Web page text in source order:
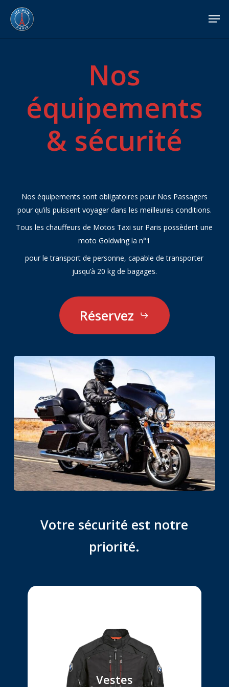
main
Nos
équipements
& sécurité
Nos équipements sont obligatoires pour Nos Passagers
pour qu’ils puissent voyager dans les meilleures conditions.
Tous les chauffeurs de Motos Taxi sur Paris possèdent une
moto Goldwing la n°1
pour le transport de personne, capable de transporter
jusqu’à 20 kg de bagages.
Réservez
Votre sécurité est notre
priorité.
Vestes
Nos équipements accompagnées
de renforcements
pour plus de sécurité
au niveau des épaules et des